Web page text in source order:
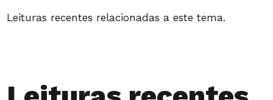
Leituras recentes relacionadas a este tema.